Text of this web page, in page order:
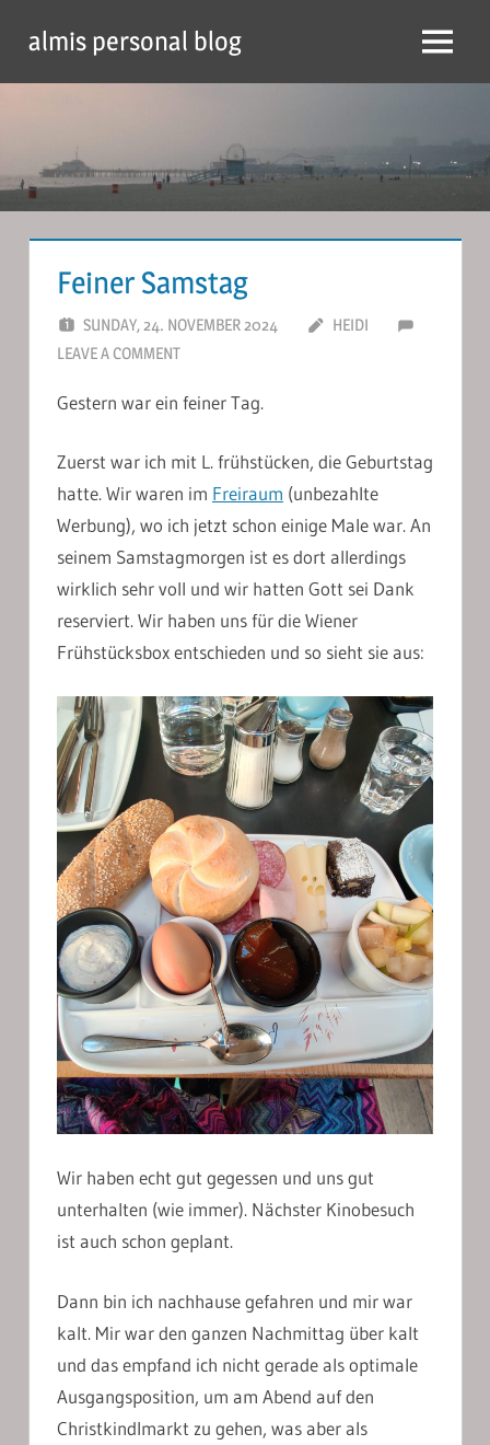
content
almis personal blog Menu
Feiner Samstag
SUNDAY, 24. NOVEMBER 2024
HEIDI
LEAVE A COMMENT
Gestern war ein feiner Tag.
Zuerst war ich mit L. frühstücken, die Geburtstag
hatte. Wir waren im Freiraum (unbezahlte
Werbung), wo ich jetzt schon einige Male war. An
seinem Samstagmorgen ist es dort allerdings
wirklich sehr voll und wir hatten Gott sei Dank
reserviert. Wir haben uns für die Wiener
Frühstücksbox entschieden und so sieht sie aus:
Wir haben echt gut gegessen und uns gut
unterhalten (wie immer). Nächster Kinobesuch
ist auch schon geplant.
Dann bin ich nachhause gefahren und mir war
kalt. Mir war den ganzen Nachmittag über kalt
und das empfand ich nicht gerade als optimale
Ausgangsposition, um am Abend auf den
Christkindlmarkt zu gehen, was aber als